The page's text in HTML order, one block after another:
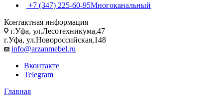
+7 (347) 225-60-95Многоканальный
Контактная информация
г.Уфа, ул.Лесотехникума,47
г.Уфа, ул.Новороссийская,148
info@arzanmebel.ru
Вконтакте
Telegram
Главная